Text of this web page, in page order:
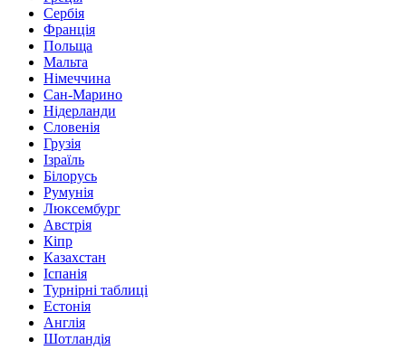
Сербія
Франція
Польща
Мальта
Німеччина
Сан-Марино
Нідерланди
Словенія
Грузія
Ізраїль
Білорусь
Румунія
Люксембург
Австрія
Кіпр
Казахстан
Іспанія
Турнірні таблиці
Естонія
Англія
Шотландія